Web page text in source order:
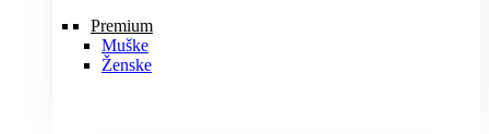
Premium
Muške
Ženske